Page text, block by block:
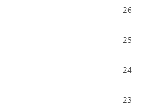
26
25
24
23